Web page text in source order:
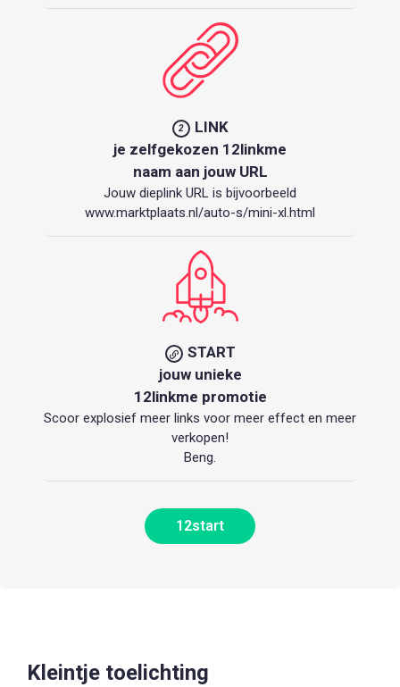
2
LINK
je zelfgekozen 12linkme
naam aan jouw URL
Jouw dieplink URL is bijvoorbeeld
www.marktplaats.nl/auto-s/mini-xl.html
START
jouw unieke
12linkme promotie
Scoor explosief meer links voor meer effect en meer
verkopen!
Beng.
12start
Kleintje toelichting